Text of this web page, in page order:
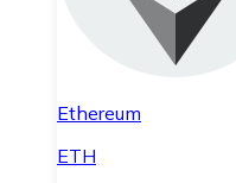
Ethereum
ETH